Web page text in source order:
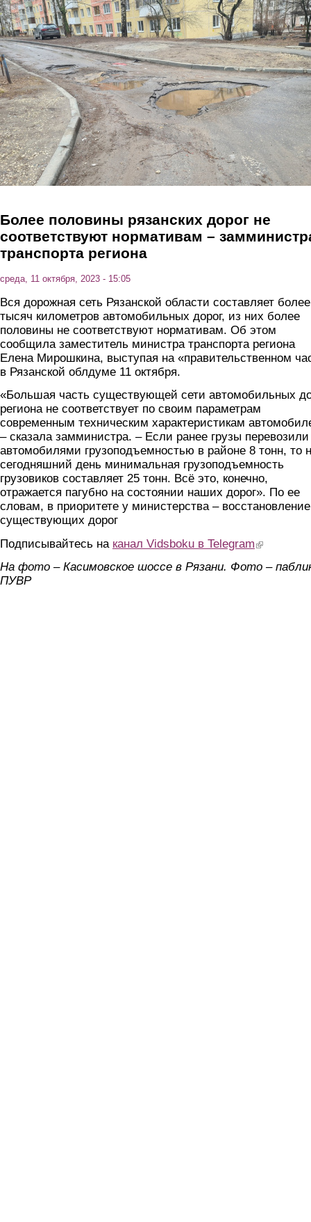
Перейти к основному содержанию
Более половины рязанских дорог не
соответствуют нормативам –
транспорта региона
среда, 11 октября, 2023 - 15:05
Вся дорожная сеть Рязанской области составляет
тысяч километров автомобильных дорог, из них более
половины не соответствуют нормативам. Об этом
сообщила заместитель министра транспорта региона
Елена Мирошкина, выступая на «правительственном
в Рязанской облдуме 11 октября.
«Большая часть существующей сети автомобильных
региона не соответствует по своим параметрам
современным техническим характеристикам
– сказала замминистра. – Если ранее грузы перевозили
автомобилями грузоподъемностью в районе 8 тонн, то
сегодняшний день минимальная грузоподъемность
грузовиков составляет 25 тонн. Всё это, конечно,
отражается пагубно на состоянии наших дорог». По ее
словам, в приоритете у министерства – восстановление
существующих дорог
Подписывайтесь на канал Vidsboku в Telegram (link is
На фото – Касимовское шоссе в Рязани. Фото –
ПУВР